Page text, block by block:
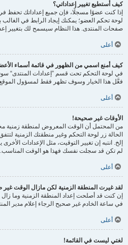
كيف أستطيع تغيير إعداداتي؟
إذا كنت عضوًا مسجلًا، فإن جميع إعداداتك تحفظ في
لوحة تحكم العضو؛ يمكنك إيجاد الرابط في
صفحات المنتدى. هذا النظام سيسمح لك بتغيير
أعلى
كيف أمنع اسمي من الظهور في قائمة أسماء
في لوحة التحكم تحت قسم ”إعدادات المنتدى“
فعَّل هذا الخيار وسوف تظهر فقط لمسؤول
أعلى
الأوقات غير صحيحة!
من المحتمل أن الوقت المعروض لمنطقة زمنية
الحالة زر لوحة التحكم وغير منطقتك الزمنية
إلخ. انتبه إن تغيير التوقيت، مثل الإعدادات
لم تكن قد سجلت نفسك فهذا هو الوقت المناسب.
أعلى
لقد غيرت المنطقة الزمنية لكن مازال الوقت
إن كنت قد أصلحت إعداد المنطقة الزمنية وما
في ساعة الخادم غير صحيح الرجاء إعلام مدير
أعلى
لغتي ليست في القائمة!